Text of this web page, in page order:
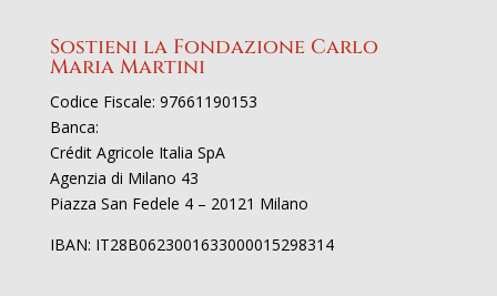
Sostieni la Fondazione Carlo
Maria Martini
Codice Fiscale: 97661190153
Banca:
Crédit Agricole Italia SpA
Agenzia di Milano 43
Piazza San Fedele 4 – 20121 Milano
IBAN: IT28B0623001633000015298314